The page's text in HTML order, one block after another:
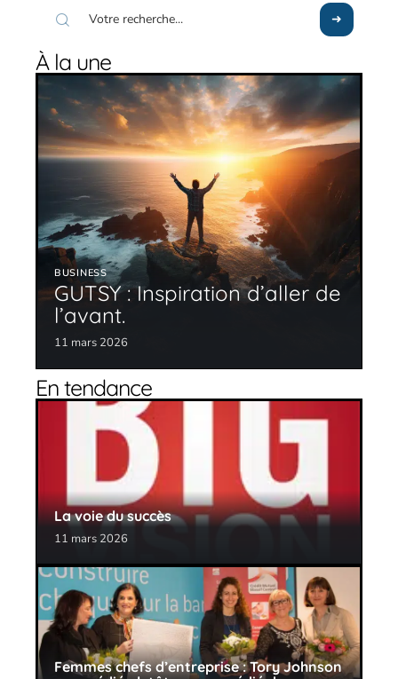
À la une
BUSINESS
GUTSY : Inspiration d’aller de
l’avant.
11 mars 2026
En tendance
La voie du succès
11 mars 2026
Femmes chefs d’entreprise : Tory Johnson